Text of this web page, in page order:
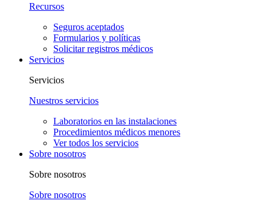
Recursos
Seguros aceptados
Formularios y políticas
Solicitar registros médicos
Servicios
Servicios
Nuestros servicios
Laboratorios en las instalaciones
Procedimientos médicos menores
Ver todos los servicios
Sobre nosotros
Sobre nosotros
Sobre nosotros